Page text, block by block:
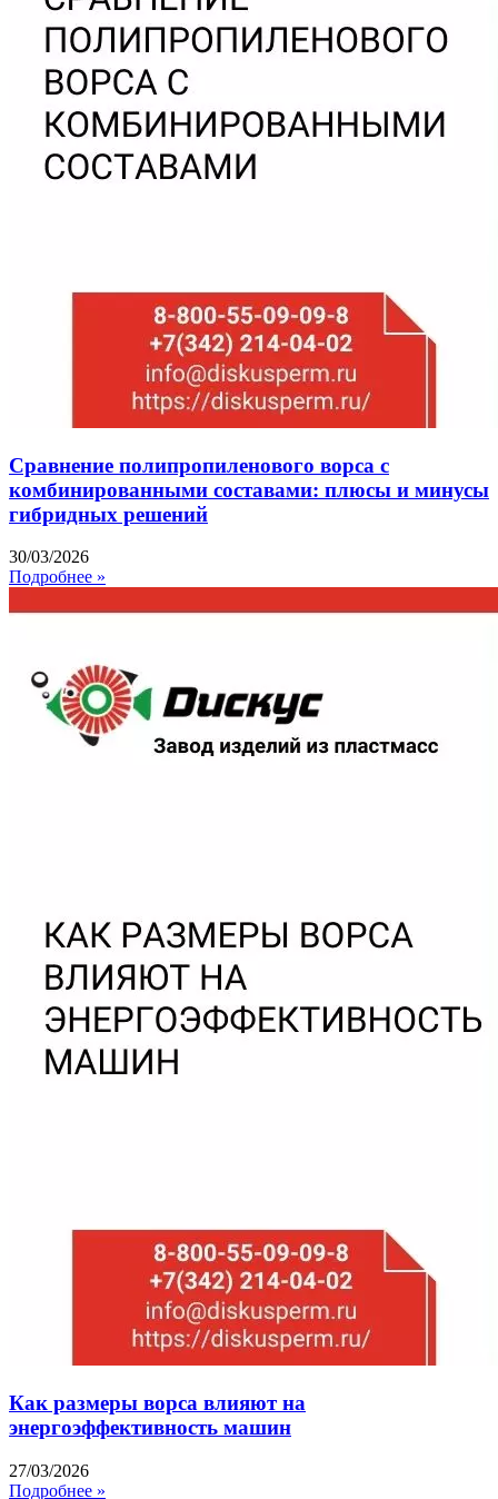
Сравнение полипропиленового ворса с
комбинированными составами: плюсы и минусы
гибридных решений
30/03/2026
Подробнее »
Как размеры ворса влияют на
энергоэффективность машин
27/03/2026
Подробнее »